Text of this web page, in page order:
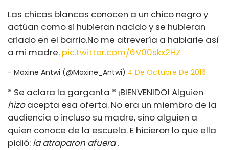
Las chicas blancas conocen a un chico negro y
actúan como si hubieran nacido y se hubieran
criado en el barrio.No me atrevería a hablarle así
a mi madre. pic.twitter.com/6V00skx2HZ
- Maxine Antwi (@Maxine_Antwi) 4 De Octubre De 2016
* Se aclara la garganta * ¡BIENVENIDO! Alguien
hizoacepta esa oferta. No era un miembro de la
audiencia o incluso su madre, sino alguien a
quien conoce de la escuela. E hicieron lo que ella
pidió: la atraparon afuera.